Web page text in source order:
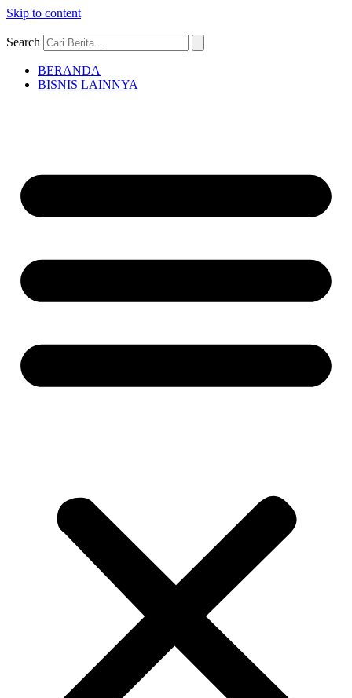
Skip to content
Search
BERANDA
BISNIS LAINNYA